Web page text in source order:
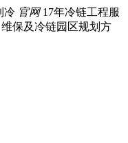
冷 官网 17年冷链工程服
保及冷链园区规划方